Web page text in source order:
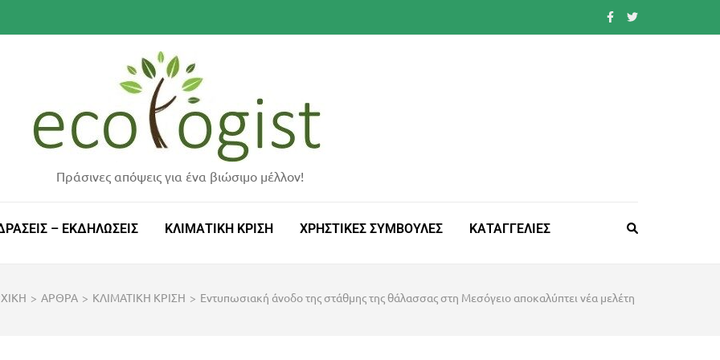
Πράσινες απόψεις για ένα βιώσιμο μέλλον!
– ΕΚΔΗΛΩΣΕΙΣ ΚΛΙΜΑΤΙΚΗ ΚΡΙΣΗ ΧΡΗΣΤΙΚΕΣ ΣΥΜΒΟΥΛΕΣ ΚΑΤΑΓΓΕΛΙΕΣ
> ΑΡΘΡΑ > ΚΛΙΜΑΤΙΚΗ ΚΡΙΣΗ > Εντυπωσιακή άνοδο της στάθμης της θάλασσας στη Μεσόγειο αποκαλύπτει νέα μελέτη